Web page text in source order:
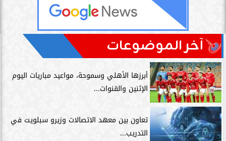
آخر الموضوعات
أبرزها الأهلي وسموحة، مواعيد مباريات اليوم
الإثنين والقنوات...
تعاون بين معهد الاتصالات وزيرو سبلويت في
التدريب...